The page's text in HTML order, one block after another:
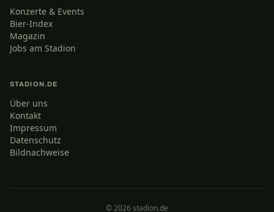
Konzerte & Events
Bier-Index
Magazin
Jobs am Stadion
STADION.DE
Über uns
Kontakt
Impressum
Datenschutz
Bildnachweise
© 2026 stadion.de